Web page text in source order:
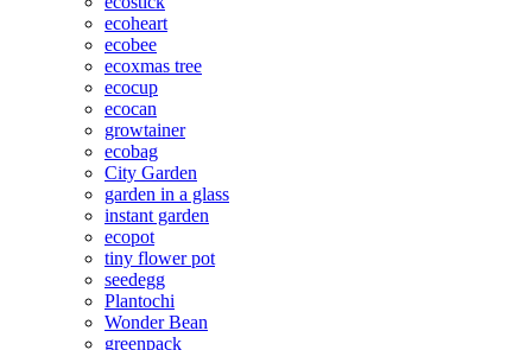
ecoheart
ecobee
ecoxmas tree
ecocup
ecocan
growtainer
ecobag
City Garden
garden in a glass
instant garden
ecopot
tiny flower pot
seedegg
Plantochi
Wonder Bean
greenpack